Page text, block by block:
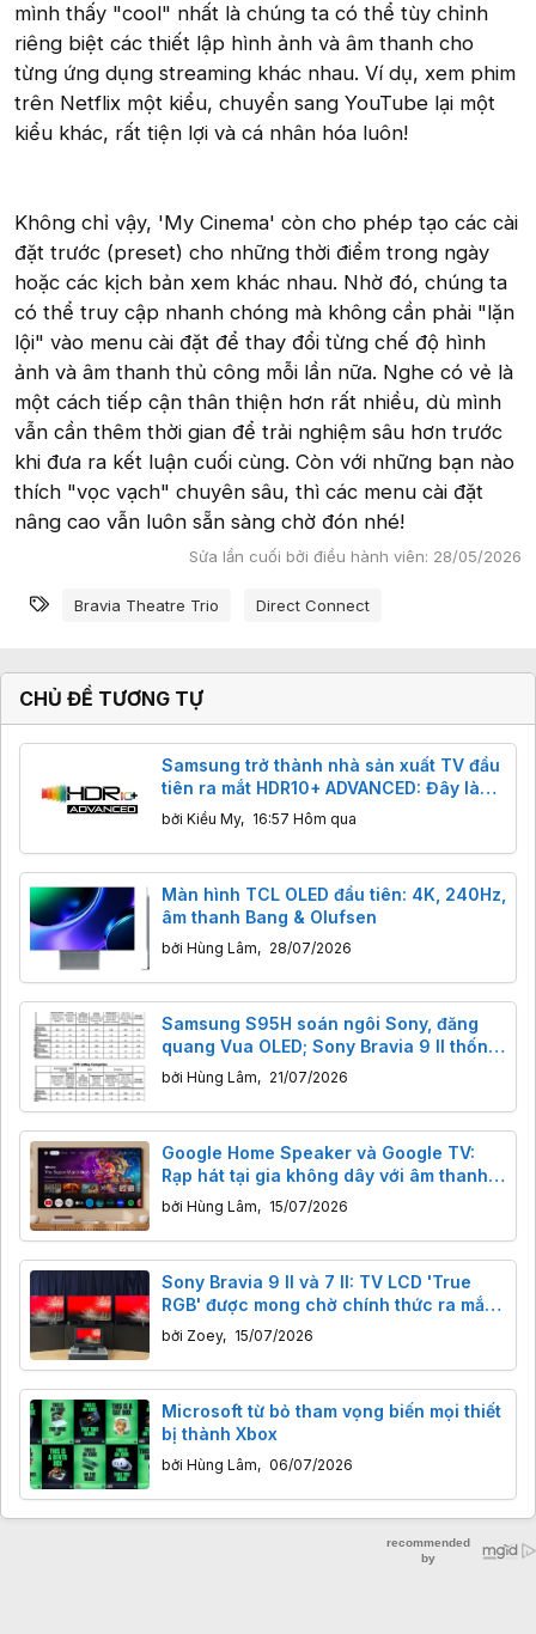
mình thấy "cool" nhất là chúng ta có thể tùy chỉnh
riêng biệt các thiết lập hình ảnh và âm thanh cho
từng ứng dụng streaming khác nhau. Ví dụ, xem phim
trên Netflix một kiểu, chuyển sang YouTube lại một
kiểu khác, rất tiện lợi và cá nhân hóa luôn!
Không chỉ vậy, 'My Cinema' còn cho phép tạo các cài
đặt trước (preset) cho những thời điểm trong ngày
hoặc các kịch bản xem khác nhau. Nhờ đó, chúng ta
có thể truy cập nhanh chóng mà không cần phải "lặn
lội" vào menu cài đặt để thay đổi từng chế độ hình
ảnh và âm thanh thủ công mỗi lần nữa. Nghe có vẻ là
một cách tiếp cận thân thiện hơn rất nhiều, dù mình
vẫn cần thêm thời gian để trải nghiệm sâu hơn trước
khi đưa ra kết luận cuối cùng. Còn với những bạn nào
thích "vọc vạch" chuyên sâu, thì các menu cài đặt
nâng cao vẫn luôn sẵn sàng chờ đón nhé!
Sửa lần cuối bởi điều hành viên: 28/05/2026
Từ khóa
Bravia Theatre Trio Direct Connect
CHỦ ĐỀ TƯƠNG TỰ
Samsung trở thành nhà sản xuất TV đầu
tiên ra mắt HDR10+ ADVANCED: Đây là
gì? Có tác dụng gì?
bởi Kiều My, 16:57 Hôm qua
Màn hình TCL OLED đầu tiên: 4K, 240Hz,
âm thanh Bang & Olufsen
bởi Hùng Lâm, 28/07/2026
Samsung S95H soán ngôi Sony, đăng
quang Vua OLED; Sony Bravia 9 II thống
trị LCD tại TV Shootout 2026
bởi Hùng Lâm, 21/07/2026
Google Home Speaker và Google TV:
Rạp hát tại gia không dây với âm thanh
vòm đỉnh cao
bởi Hùng Lâm, 15/07/2026
Sony Bravia 9 II và 7 II: TV LCD 'True
RGB' được mong chờ chính thức ra mắt,
màu sắc đột phá.
bởi Zoey, 15/07/2026
Microsoft từ bỏ tham vọng biến mọi thiết
bị thành Xbox
bởi Hùng Lâm, 06/07/2026